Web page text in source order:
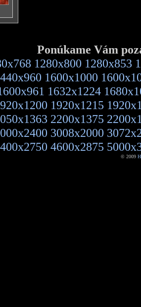
Ponúkame Vám
1280x800 1280x853
1600x1000
1632x1224
1920x1215
2200x1375
3008x2000
4600x2875
© 2009